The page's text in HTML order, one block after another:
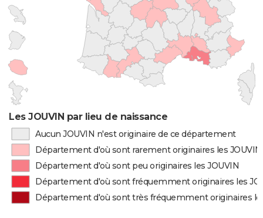
Les JOUVIN par lieu de naissance
Aucun JOUVIN n'est originaire de ce département
Département d'où sont rarement originaires les JOUVIN
Département d'où sont peu originaires les JOUVIN
Département d'où sont fréquemment originaires les
Département d'où sont très fréquemment originaires